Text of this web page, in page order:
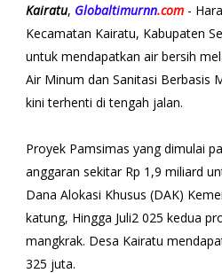
Kairatu, Globaltimurnn.com-
Kecamatan Kairatu, Kabupaten
untuk mendapatkan air bersih
Air Minum dan Sanitasi Berbasis
kini terhenti di tengah jalan.
Proyek Pamsimas yang dimulai
anggaran sekitar Rp 1,9 miliard
Dana Alokasi Khusus (DAK)
katung, Hingga Juli2 025 kedua
mangkrak. Desa Kairatu
325 juta.